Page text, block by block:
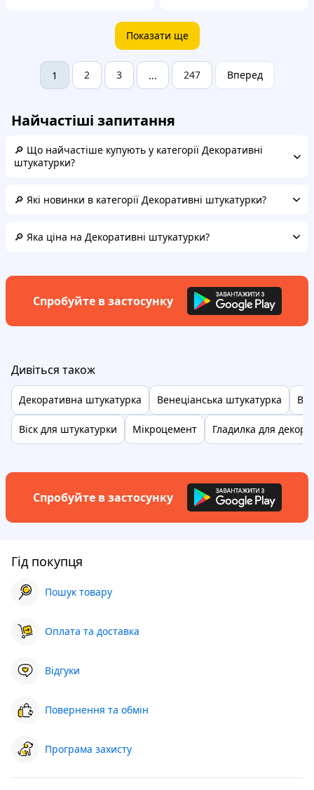
Показати ще
1 2 3 ... 247 Вперед
Найчастіші запитання
🔎 Що найчастіше купують у категорії Декоративні
штукатурки?
🔎 Які новинки в категорії Декоративні штукатурки?
🔎 Яка ціна на Декоративні штукатурки?
Спробуйте в застосунку
Дивіться також
Декоративна штукатурка Венеціанська штукатурка
Віск для штукатурки Мікроцемент Гладилка для
Спробуйте в застосунку
Гід покупця
Пошук товару
Оплата та доставка
Відгуки
Повернення та обмін
Програма захисту